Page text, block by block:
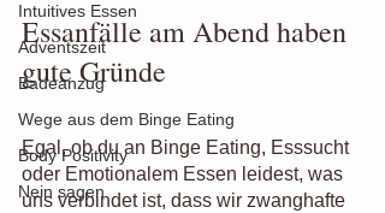
Intuitives Essen
Adventszeit
Badeanzug
Wege aus dem Binge Eating
Body Positivity
Nein sagen
Essanfälle am Abend haben
gute Gründe
Egal, ob du an Binge Eating, Esssucht
oder Emotionalem Essen leidest, was
uns verbindet ist, dass wir zwanghafte